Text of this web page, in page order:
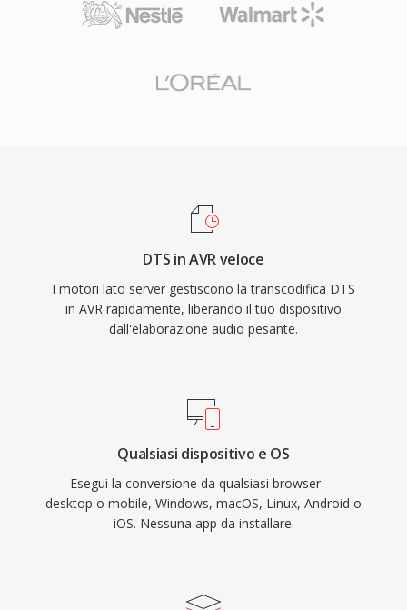
DTS in AVR veloce
I motori lato server gestiscono la transcodifica DTS
in AVR rapidamente, liberando il tuo dispositivo
dall'elaborazione audio pesante.
Qualsiasi dispositivo e OS
Esegui la conversione da qualsiasi browser —
desktop o mobile, Windows, macOS, Linux, Android o
iOS. Nessuna app da installare.